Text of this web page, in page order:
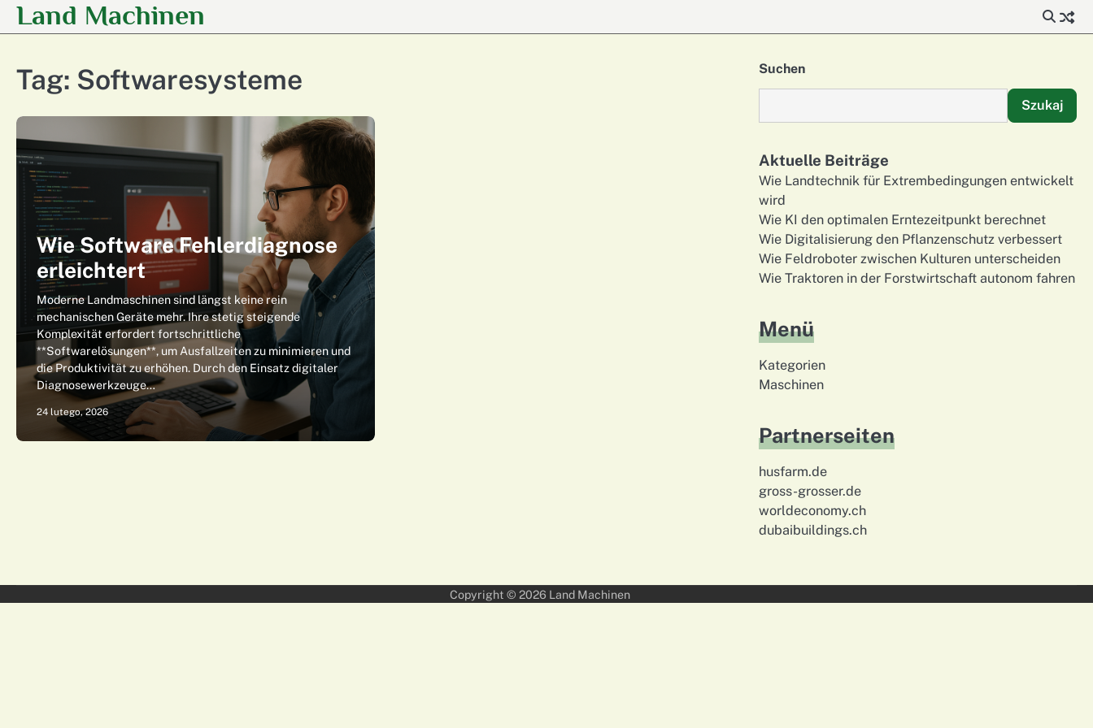
SkipLand Machinen
Tag: Softwaresysteme
Wie Software Fehlerdiagnose
erleichtert
Moderne Landmaschinen sind längst keine rein
mechanischen Geräte mehr. Ihre stetig steigende
Komplexität erfordert fortschrittliche
**Softwarelösungen**, um Ausfallzeiten zu minimieren und
die Produktivität zu erhöhen. Durch den Einsatz digitaler
Diagnosewerkzeuge…
24 lutego, 2026
Suchen
Szukaj
Aktuelle Beiträge
Wie Landtechnik für Extrembedingungen entwickelt
wird
Wie KI den optimalen Erntezeitpunkt berechnet
Wie Digitalisierung den Pflanzenschutz verbessert
Wie Feldroboter zwischen Kulturen unterscheiden
Wie Traktoren in der Forstwirtschaft autonom fahren
Menü
Kategorien
Maschinen
Partnerseiten
husfarm.de
gross-grosser.de
worldeconomy.ch
dubaibuildings.ch
Copyright © 2026 Land Machinen